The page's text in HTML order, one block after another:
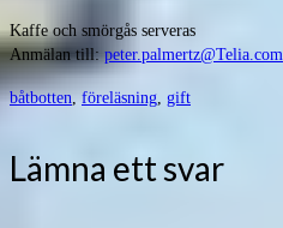
Kaffe och smörgås serveras
Anmälan till: peter.palmertz@Telia.com
båtbotten föreläsning gift
Lämna ett svar